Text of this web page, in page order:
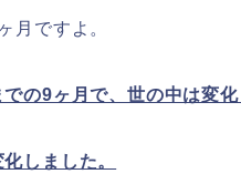
月ですよ。
での9ヶ月で、世の中は変化
しました。